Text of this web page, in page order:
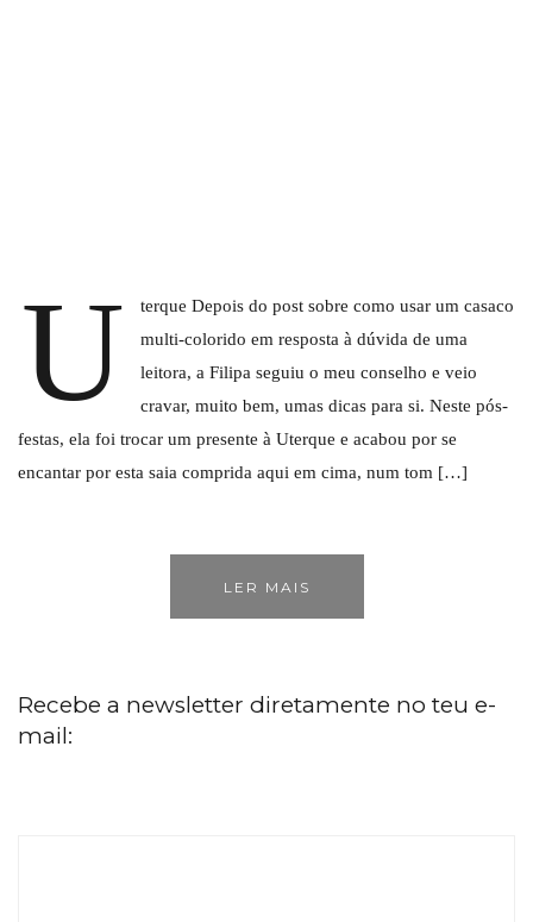
U
terque Depois do post sobre como usar um casaco
multi-colorido em resposta à dúvida de uma
leitora, a Filipa seguiu o meu conselho e veio
cravar, muito bem, umas dicas para si. Neste pós-
festas, ela foi trocar um presente à Uterque e acabou por se
encantar por esta saia comprida aqui em cima, num tom […]
LER MAIS
Recebe a newsletter diretamente no teu e-
mail: